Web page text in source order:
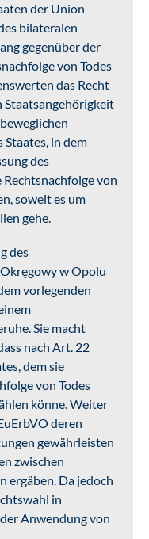
der Union
bilateralen
gegenüber der
von Todes
das Recht
Staatsangehörigkeit
Staates, in dem
des
von
soweit es um
gehe.
des
w Opolu
vorlegenden
Sie macht
nach Art. 22
dem sie
von Todes
könne. Weiter
deren
gewährleisten
zwischen
Da jedoch
in
Anwendung von